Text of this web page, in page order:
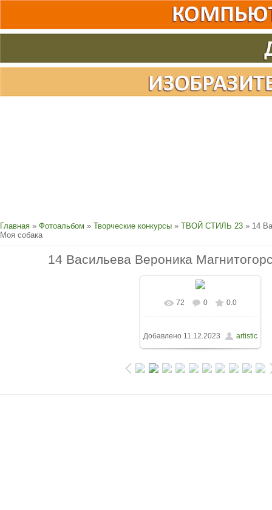
Главная » Фотоальбом » Творческие конкурсы » ТВОЙ СТИЛЬ 23 » 14
Моя собака
14 Васильева Вероника
72 0 0.0
Добавлено 11.12.2023 artistic